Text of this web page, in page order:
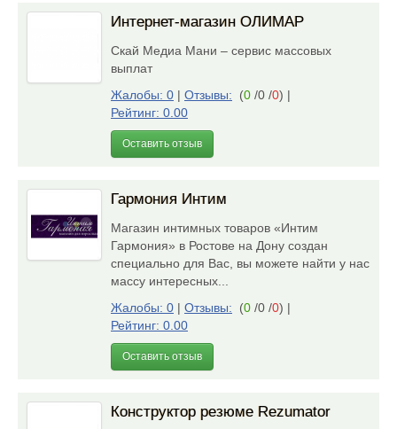
Интернет-магазин ОЛИМАР
Скай Медиа Мани – сервис массовых
выплат
Жалобы: 0 | Отзывы: (0 /0 /0) |
Рейтинг: 0.00
Оставить отзыв
Гармония Интим
Магазин интимных товаров «Интим
Гармония» в Ростове на Дону создан
специально для Вас, вы можете найти у нас
массу интересных...
Жалобы: 0 | Отзывы: (0 /0 /0) |
Рейтинг: 0.00
Оставить отзыв
Конструктор резюме Rezumator